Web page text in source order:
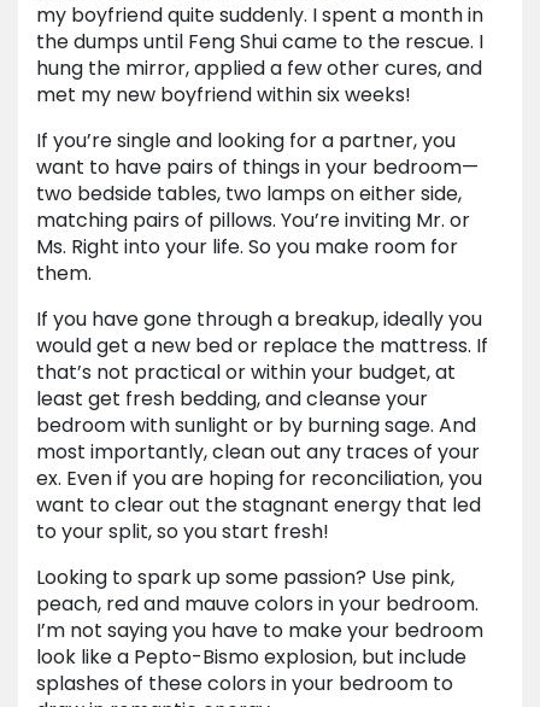
my boyfriend quite suddenly. I spent a month in
the dumps until Feng Shui came to the rescue. I
hung the mirror, applied a few other cures, and
met my new boyfriend within six weeks!
If you’re single and looking for a partner, you
want to have pairs of things in your bedroom—
two bedside tables, two lamps on either side,
matching pairs of pillows. You’re inviting Mr. or
Ms. Right into your life. So you make room for
them.
If you have gone through a breakup, ideally you
would get a new bed or replace the mattress. If
that’s not practical or within your budget, at
least get fresh bedding, and cleanse your
bedroom with sunlight or by burning sage. And
most importantly, clean out any traces of your
ex. Even if you are hoping for reconciliation, you
want to clear out the stagnant energy that led
to your split, so you start fresh!
Looking to spark up some passion? Use pink,
peach, red and mauve colors in your bedroom.
I’m not saying you have to make your bedroom
look like a Pepto-Bismo explosion, but include
splashes of these colors in your bedroom to